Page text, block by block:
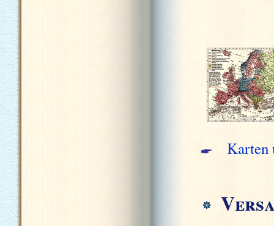
Karten